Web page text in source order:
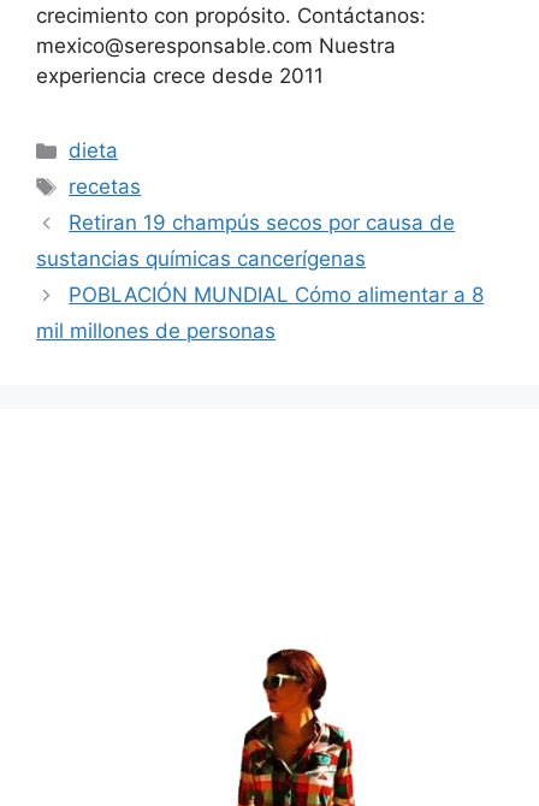
crecimiento con propósito. Contáctanos:
mexico@seresponsable.com Nuestra
experiencia crece desde 2011
Categorías
dieta
Etiquetas
recetas
Retiran 19 champús secos por causa de
sustancias químicas cancerígenas
POBLACIÓN MUNDIAL Cómo alimentar a 8
mil millones de personas